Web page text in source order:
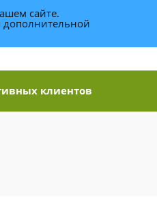
+7 (989) 95-14-014
клиентов
сайте.
дополнительной